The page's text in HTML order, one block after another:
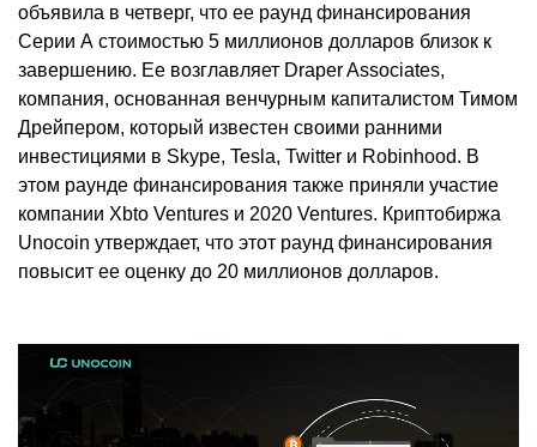
объявила в четверг, что ее раунд финансирования
Серии А стоимостью 5 миллионов долларов близок к
завершению. Ее возглавляет Draper Associates,
компания, основанная венчурным капиталистом Тимом
Дрейпером, который известен своими ранними
инвестициями в Skype, Tesla, Twitter и Robinhood. В
этом раунде финансирования также приняли участие
компании Xbto Ventures и 2020 Ventures. Криптобиржа
Unocoin утверждает, что этот раунд финансирования
повысит ее оценку до 20 миллионов долларов.